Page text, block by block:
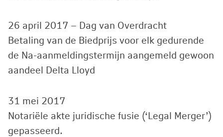
26 april 2017 – Dag van Overdracht
Betaling van de Biedprijs voor elk gedurende
de Na-aanmeldingstermijn aangemeld gewoon
aandeel Delta Lloyd
31 mei 2017
Notariële akte juridische fusie (‘Legal Merger’)
gepasseerd.